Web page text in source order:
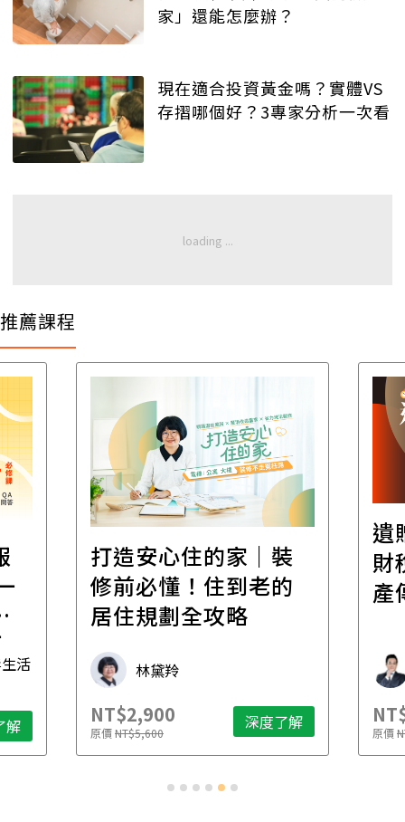
家」還能怎麼辦？
現在適合投資黃金嗎？實體VS
存摺哪個好？3專家分析一次看
推薦課程
活
解
打造安心住的家｜裝
修前必懂！住到老的
居住規劃全攻略
林黛羚
NT$2,900
原價NT$5,600 深度了解
遺
財
產
原價